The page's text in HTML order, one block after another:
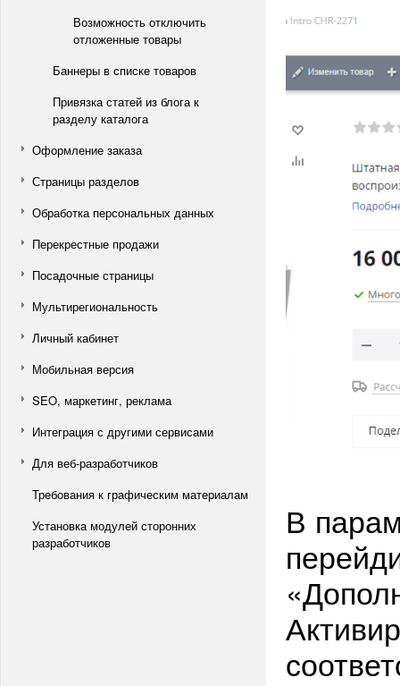
Возможность отключить
отложенные товары
Баннеры в списке товаров
Привязка статей из блога к
разделу каталога
Оформление заказа
Страницы разделов
Обработка персональных данных
Перекрестные продажи
Посадочные страницы
Мультирегиональность
Личный кабинет
Мобильная версия
SEO, маркетинг, реклама
Интеграция с другими сервисами
Для веб-разработчиков
Требования к графическим материалам
Установка модулей сторонних
разработчиков
В